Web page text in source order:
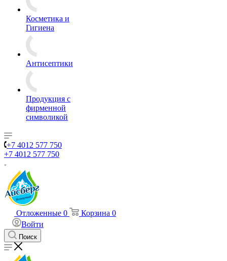
Косметика и
Гигиена
Антисептики
Продукция с
фирменной
символикой
+7 4012 577 750
+7 4012 577 750
Отложенные 0 Корзина 0
Войти
Поиск